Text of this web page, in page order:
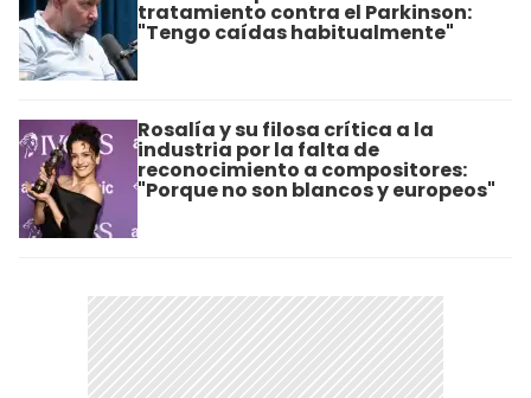
tratamiento contra el Parkinson:
"Tengo caídas habitualmente"
Rosalía y su filosa crítica a la
industria por la falta de
reconocimiento a compositores:
"Porque no son blancos y europeos"